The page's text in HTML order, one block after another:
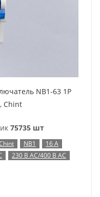
NB1-63 1P
Chint
75735 шт
NB1
16 А
230 В AC/400 В AC